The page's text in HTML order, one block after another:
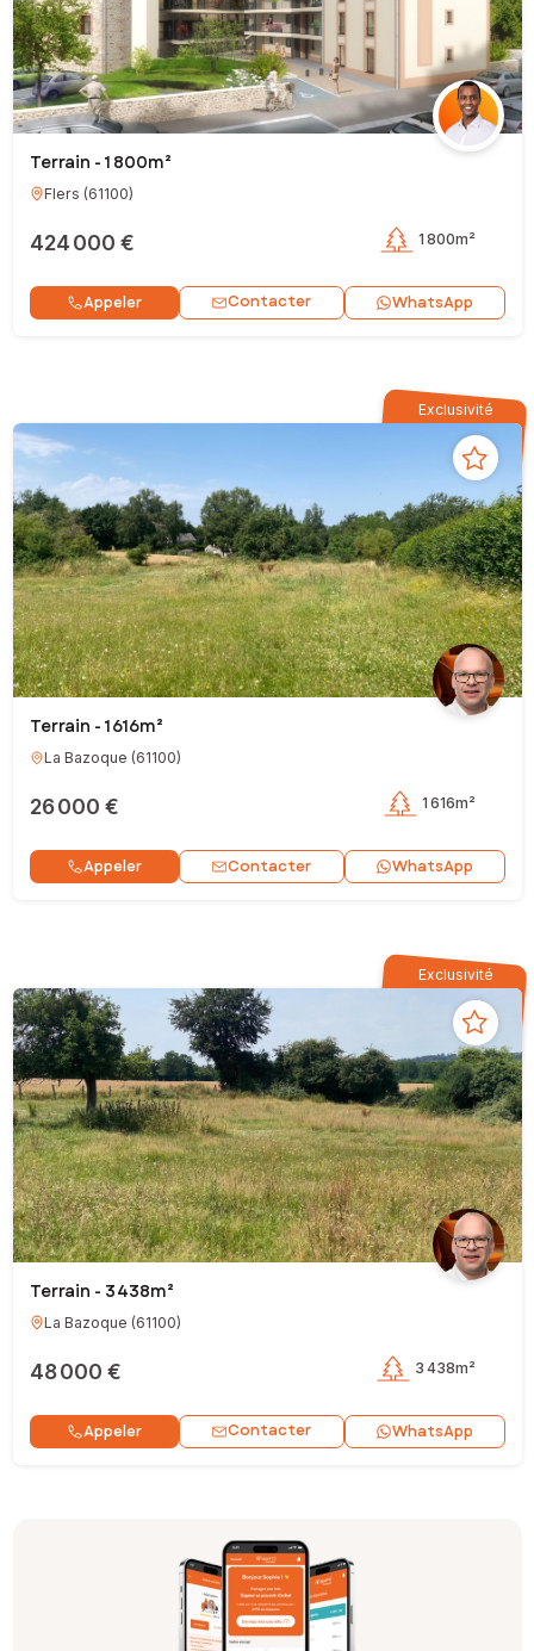
Terrain - 1 800m²
Flers (61100)
424 000 € 1 800m²
Appeler Contacter WhatsApp
Exclusivité
Terrain - 1 616m²
La Bazoque (61100)
26 000 € 1 616m²
Appeler Contacter WhatsApp
Exclusivité
Terrain - 3 438m²
La Bazoque (61100)
48 000 € 3 438m²
Appeler Contacter WhatsApp